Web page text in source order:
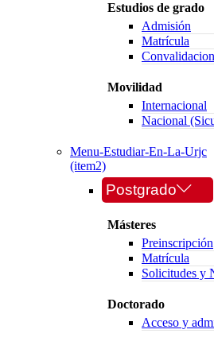
Estudios de grado
Admisión
Matrícula
Movilidad
Internacional
Nacional
Menu-Estudiar-En-La-Urjc
(item2)
Postgrado
Másteres
Preinscripción
Matrícula
Solicitudes y
Doctorado
Acceso y